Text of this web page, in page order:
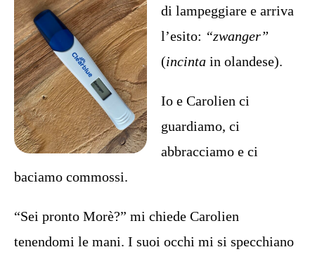
di lampeggiare e arriva
l’esito: “zwanger”
(incinta in olandese).
Io e Carolien ci
guardiamo, ci
abbracciamo e ci
baciamo commossi.
“Sei pronto Morè?” mi chiede Carolien
tenendomi le mani. I suoi occhi mi si specchiano